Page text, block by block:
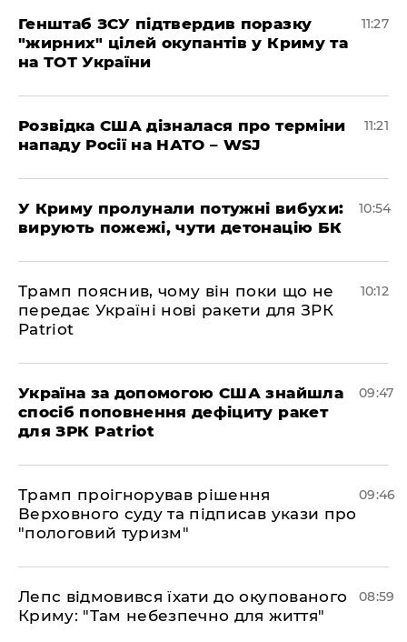
Генштаб ЗСУ підтвердив поразку
"жирних" цілей окупантів у Криму та
на ТОТ України
11:27
Розвідка США дізналася про терміни
нападу Росії на НАТО – WSJ
11:21
У Криму пролунали потужні вибухи:
вирують пожежі, чути детонацію БК
10:54
Трамп пояснив, чому він поки що не
передає Україні нові ракети для ЗРК
Patriot
10:12
Україна за допомогою США знайшла
спосіб поповнення дефіциту ракет
для ЗРК Patriot
09:47
Трамп проігнорував рішення
Верховного суду та підписав укази про
"пологовий туризм"
09:46
Лепс відмовився їхати до окупованого
Криму: "Там небезпечно для життя"
08:59